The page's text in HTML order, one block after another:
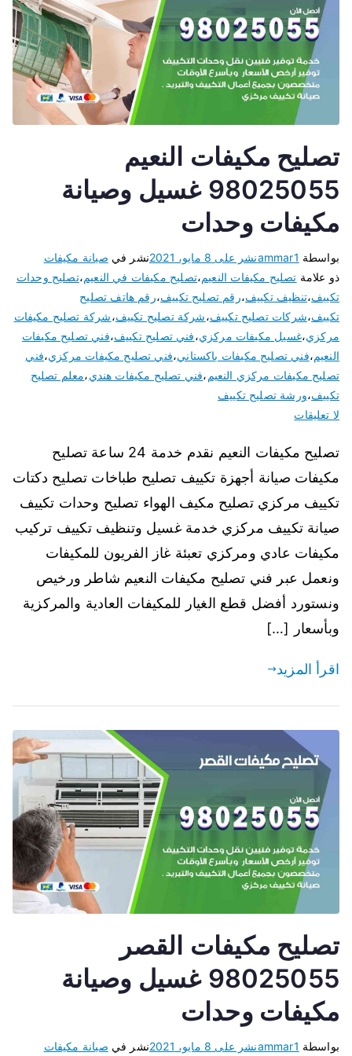
تصليح مكيفات النعيم
98025055 غسيل وصيانة
مكيفات وحدات
بواسطة ammar1نشر على 8 مايو، 2021 نشر في صيانة مكيفات
ذو علامة تصليح مكيفات النعيم،تصليح مكيفات في النعيم،تصليح وحدات
تكييف،تنظيف تكييف،رقم تصليح تكييف،رقم هاتف تصليح
تكييف،شركات تصليح تكييف،شركة تصليح تكييف،شركة تصليح مكيفات
مركزي،غسيل مكيفات مركزي،فني تصليح تكييف،فني تصليح مكيفات
النعيم،فني تصليح مكيفات باكستاني،فني تصليح مكيفات مركزي،فني
تصليح مكيفات مركزي النعيم ،فني تصليح مكيفات هندي،معلم تصليح
تكييف،ورشة تصليح تكييف
لا تعليقات
تصليح مكيفات النعيم نقدم خدمة 24 ساعة تصليح
مكيفات صيانة أجهزة تكييف تصليح طباخات تصليح دكتات
تكييف مركزي تصليح مكيف الهواء تصليح وحدات تكييف
صيانة تكييف مركزي خدمة غسيل وتنظيف تكييف تركيب
مكيفات عادي ومركزي تعبئة غاز الفريون للمكيفات
ونعمل عبر فني تصليح مكيفات النعيم شاطر ورخيص
ونستورد أفضل قطع الغيار للمكيفات العادية والمركزية
وبأسعار […]
اقرأ المزيد
تصليح مكيفات القصر
98025055 غسيل وصيانة
مكيفات وحدات
بواسطة ammar1نشر على 8 مايو، 2021 نشر في صيانة مكيفات